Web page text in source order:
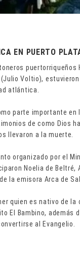
EN PUERTO
puertorriqueños
(Julio Voltio),
atlántica.
parte importante
de como Dios
llevaron a la muerte.
organizado por el
Noelia de
la emisora Arca de
quien es nativo de
El Bambino,
al Evangelio.